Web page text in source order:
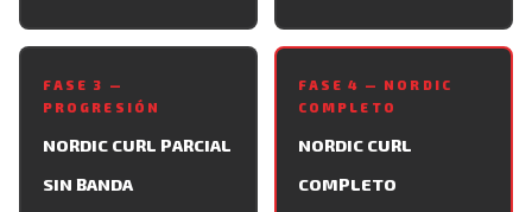
FASE 3 —
PROGRESIÓN
NORDIC CURL PARCIAL
SIN BANDA
FASE 4 — NORDIC
COMPLETO
NORDIC CURL
COMPLETO